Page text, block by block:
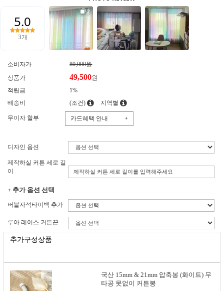
소비자가
80,000원
상품가
49,500원
적립금
1%
배송비
(조건) 지역별
무이자 할부 카드혜택 안내 +
디자인 옵션
제작하실 커튼 세로 길
이
+ 추가 옵션 선택
버블자석타이백 추가
루아 레이스 커튼끈
추가구성상품
국산 15mm & 21mm 압축봉 (화이트) 무
타공 못없이 커튼봉